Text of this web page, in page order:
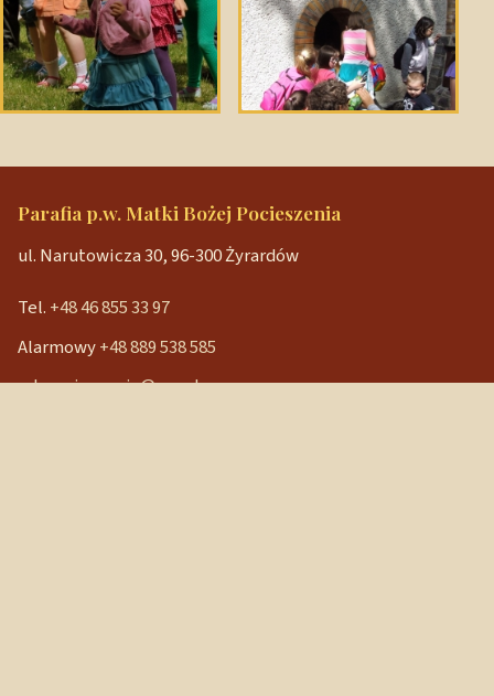
Parafia p.w. Matki Bożej Pocieszenia
ul. Narutowicza 30, 96-300 Żyrardów
Tel. +48 46 855 33 97
Alarmowy+48 889 538 585
mbpocieszenia@wp.pl